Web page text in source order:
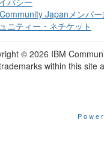
Japanメンバー
ニティー・ネチケット
© 2026 IBM
within this site